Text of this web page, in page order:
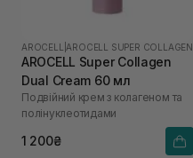
AROCELL AROCELL SUPER COLLAGEN
AROCELL Super Collagen
Dual Cream 60 мл
Подвійний крем з колагеном та
полінуклеотидами
1 200₴